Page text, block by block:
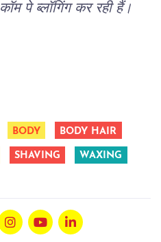
कॉम पे ब्लॉगिंग कर रही हैं।
BODY BODY HAIR
SHAVING WAXING